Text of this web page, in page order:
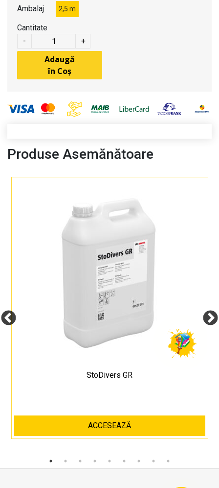
Ambalaj 2,5 m
Cantitate
-
+
Adaugă
în Coș
Produse Asemănătoare
StoDivers GR
ACCESEAZĂ